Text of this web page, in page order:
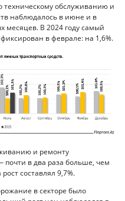
техническому обслуживанию и
наблюдалось в июне и в
месяцев. В 2024 году самый
в феврале: на 1,6%.
и ремонту
в два раза больше, чем
составлял 9,7%.
в секторе было